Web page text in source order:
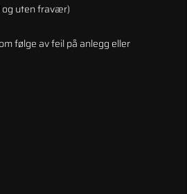
og uten fravær)
følge av feil på anlegg eller